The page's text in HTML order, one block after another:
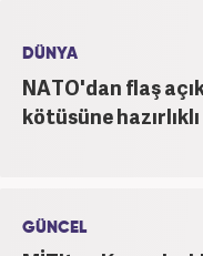
DÜNYA
NATO'dan flaş
kötüsüne hazırlıklı
GÜNCEL